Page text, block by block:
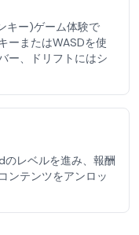
キー)ゲーム体験で
ーまたはWASDを使
ー、ドリフトにはシ
のレベルを進み、報酬
ンテンツをアンロッ